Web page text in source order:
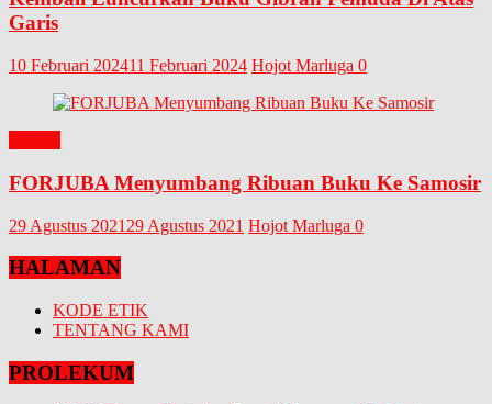
Garis
10 Februari 202411 Februari 2024 Hojot Marluga 0
FORJUBA Menyumbang Ribuan Buku Ke Samosir
29 Agustus 2021 29 Agustus 2021 Hojot Marluga 0
HALAMAN
KODE ETIK
TENTANG KAMI
PROLEKUM